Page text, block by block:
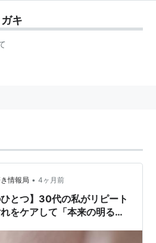
キ
情報局 • 4ヶ月前
ひとつ】30代の私がリピート
をケアして「本来の明る